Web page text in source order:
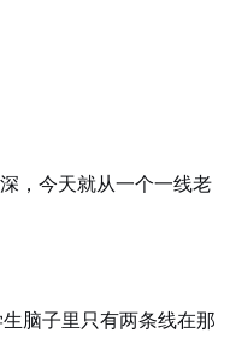
，今天就从一个一线老
脑子里只有两条线在那